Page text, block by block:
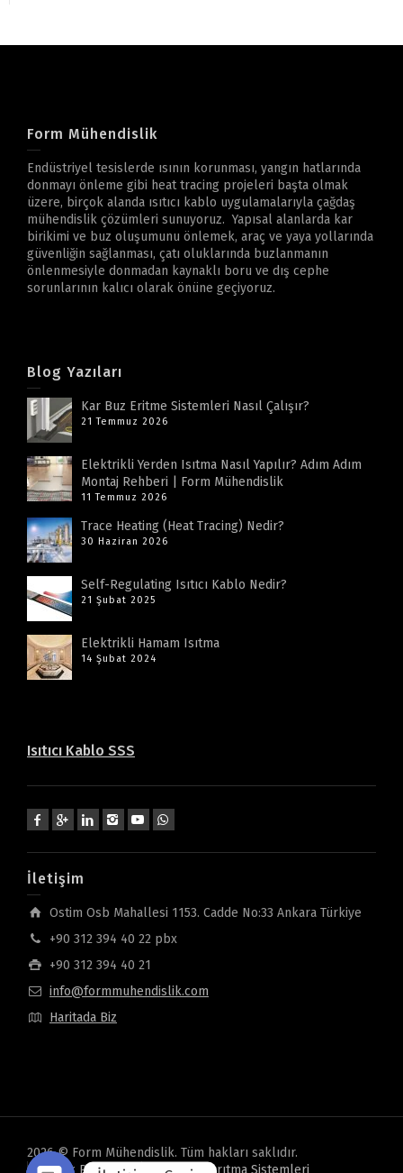
Form Mühendislik
Endüstriyel tesislerde ısının korunması, yangın hatlarında
donmayı önleme gibi heat tracing projeleri başta olmak
üzere, birçok alanda ısıtıcı kablo uygulamalarıyla çağdaş
mühendislik çözümleri sunuyoruz. Yapısal alanlarda kar
birikimi ve buz oluşumunu önlemek, araç ve yaya yollarında
güvenliğin sağlanması, çatı oluklarında buzlanmanın
önlenmesiyle donmadan kaynaklı boru ve dış cephe
sorunlarının kalıcı olarak önüne geçiyoruz.
Blog Yazıları
Kar Buz Eritme Sistemleri Nasıl Çalışır?
21 Temmuz 2026
Elektrikli Yerden Isıtma Nasıl Yapılır? Adım Adım
Montaj Rehberi | Form Mühendislik
11 Temmuz 2026
Trace Heating (Heat Tracing) Nedir?
30 Haziran 2026
Self-Regulating Isıtıcı Kablo Nedir?
21 Şubat 2025
Elektrikli Hamam Isıtma
14 Şubat 2024
Isıtıcı Kablo SSS
İletişim
Ostim Osb Mahallesi 1153. Cadde No:33 Ankara Türkiye
+90 312 394 40 22 pbx
+90 312 394 40 21
info@formmuhendislik.com
Haritada Biz
2026 © Form Mühendislik. Tüm hakları saklıdır.